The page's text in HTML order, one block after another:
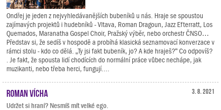
Ondřej je jeden z nejvyhledávanějších bubeníků u nás. Hraje se spoustou
zajímavých projektů i hudebníků - Vltava, Roman Dragoun, Jazz Efterratt, Los
Quemados, Maranatha Gospel Choir, Pražský výběr, nebo orchestr ČNSO…
Představ si, že sedíš v hospodě a probíhá klasická seznamovací konverzace v
rámci stolu - kdo co dělá. „Ty jsi fakt bubeník, jo? A kde hraješ?“ Co odpovíš?
. Je fakt, že spousta lidí chodících do normální práce vůbec nechápe, jak
muzikanti, nebo třeba herci, fungují....
3. 8. 2021
Roman Vícha
Udržet si hraní? Nesmíš mít velké ego.